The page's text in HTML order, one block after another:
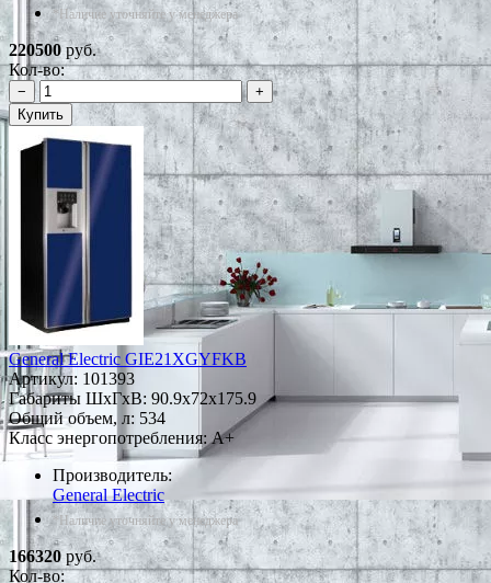
*Наличие уточняйте у менеджера
220500руб.
Кол-во:
−
+
Купить
General Electric GIE21XGYFKB
Артикул: 101393
Габариты ШxГxВ: 90.9x72x175.9
Общий объем, л: 534
Класс энергопотребления: A+
Производитель:
General Electric
*Наличие уточняйте у менеджера
166320руб.
Кол-во: